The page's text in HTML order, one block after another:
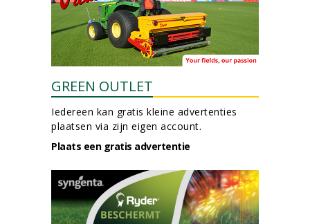
GREEN OUTLET
Iedereen kan gratis kleine advertenties
plaatsen via zijn eigen account.
Plaats een gratis advertentie